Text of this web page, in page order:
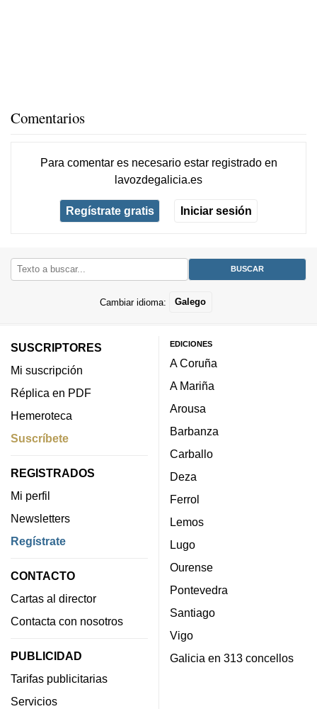
Comentarios
Para comentar es necesario estar registradoen
lavozdegalicia.es
Regístrate gratis Iniciar sesión
Cambiar idioma: Galego
SUSCRIPTORES
Mi suscripción
Réplica en PDF
Hemeroteca
Suscríbete
REGISTRADOS
Mi perfil
Newsletters
Regístrate
CONTACTO
Cartas al director
Contacta con nosotros
PUBLICIDAD
Tarifas publicitarias
Servicios
EDICIONES
A Coruña
A Mariña
Arousa
Barbanza
Carballo
Deza
Ferrol
Lemos
Lugo
Ourense
Pontevedra
Santiago
Vigo
Galicia en 313 concellos